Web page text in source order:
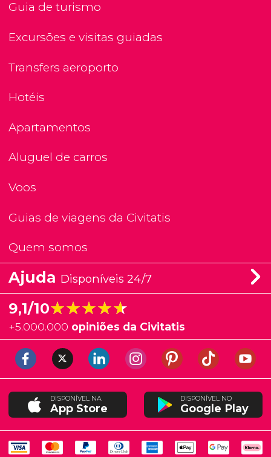
Guia de turismo
Excursões e visitas guiadas
Transfers aeroporto
Hotéis
Apartamentos
Aluguel de carros
Voos
Guias de viagens da Civitatis
Quem somos
Ajuda Disponíveis 24/7
9,1/10★★★★★
★★★★★
+5.000.000 opiniões da Civitatis
DISPONÍVEL NA
App Store
DISPONÍVEL NO
Google Play